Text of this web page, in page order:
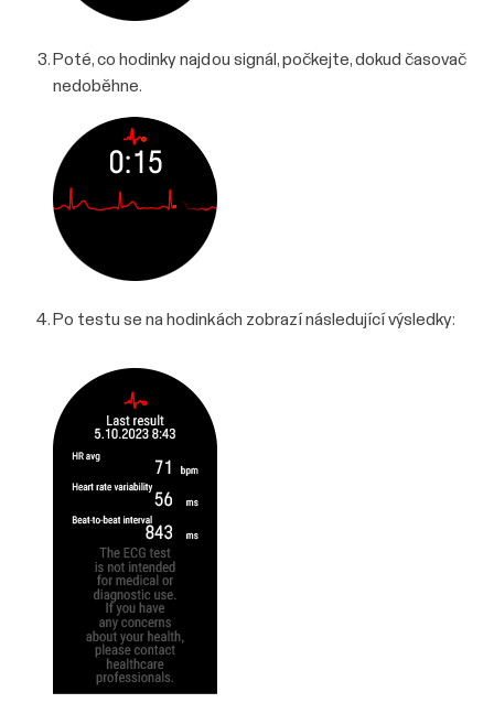
Poté, co hodinky najdou signál, počkejte, dokud časovač
nedoběhne.
Po testu se na hodinkách zobrazí následující výsledky: